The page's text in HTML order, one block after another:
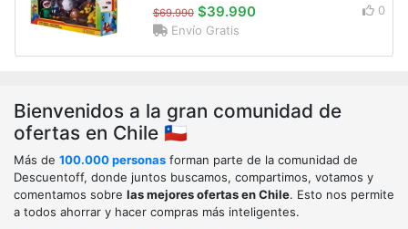
$69.990 $39.990
0
Envío Gratis
Bienvenidos a la gran comunidad de
ofertas en Chile 🇨🇱
Más de 100.000 personas forman parte de la comunidad de
Descuentoff, donde juntos buscamos, compartimos, votamos y
comentamos sobre las mejores ofertas en Chile. Esto nos permite
a todos ahorrar y hacer compras más inteligentes.